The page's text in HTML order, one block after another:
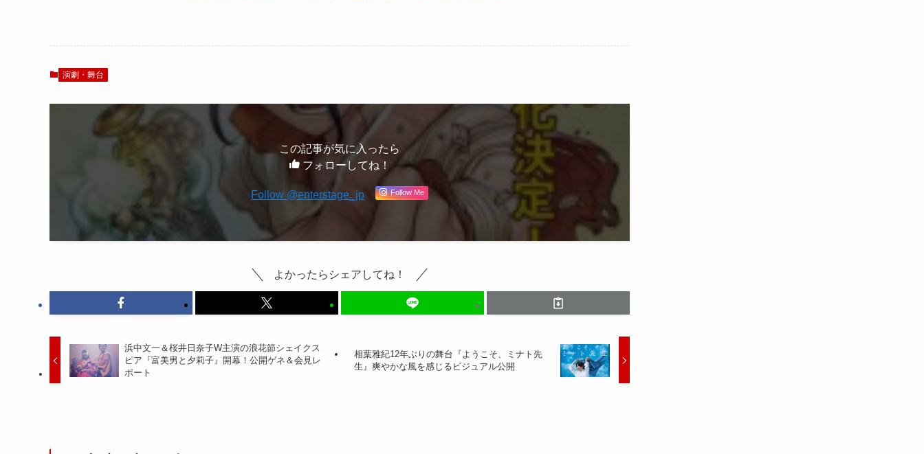
演劇・舞台
この記事が気に入ったら
フォローしてね！
Follow @enterstage_jp Follow Me
よかったらシェアしてね！
浜中文一＆桜井日奈子W主演の浪花節シェイクス
ピア『富美男と夕莉子』開幕！公開ゲネ＆会見レ
ポート
相葉雅紀12年ぶりの舞台『ようこそ、ミナト先
生』爽やかな風を感じるビジュアル公開